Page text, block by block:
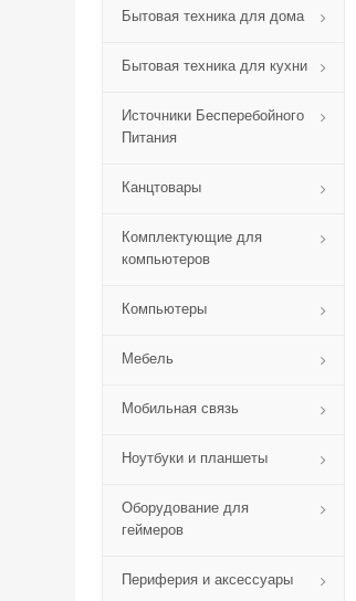
Бытовая техника для дома
Бытовая техника для кухни
Источники Бесперебойного
Питания
Канцтовары
Комплектующие для
компьютеров
Компьютеры
Мебель
Мобильная связь
Ноутбуки и планшеты
Оборудование для
геймеров
Периферия и аксессуары